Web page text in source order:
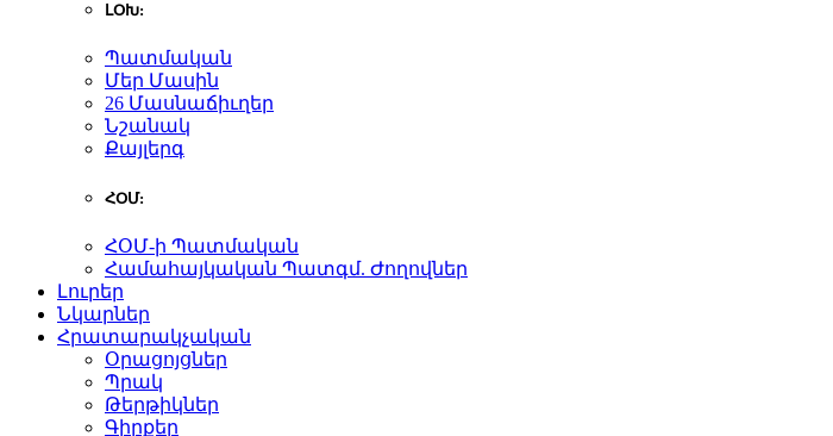
ԼՕԽ:
Պատմական
Մեր Մասին
26 Մասնաճիւղեր
Նշանակ
Քայլերգ
ՀՕՄ:
ՀՕՄ-ի Պատմական
Համահայկական Պատգմ. Ժողովներ
Լուրեր
Նկարներ
Հրատարակչական
Օրացոյցներ
Պրակ
Թերթիկներ
Գիրքեր